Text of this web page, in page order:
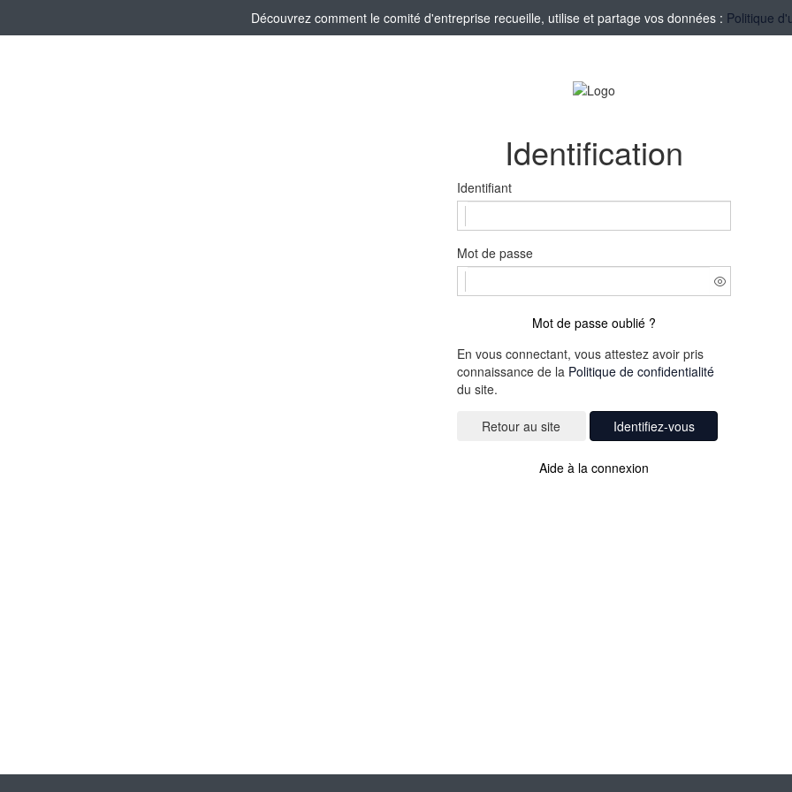
Découvrez comment le comité d'entreprise recueille, utilise et partage vos données : Politique
Identification
Identifiant
Mot de passe
Mot de passe oublié ?
En vous connectant, vous attestez avoir pris
connaissance de la Politique de confidentialité
du site.
Identifiez-vous
Aide à la connexion